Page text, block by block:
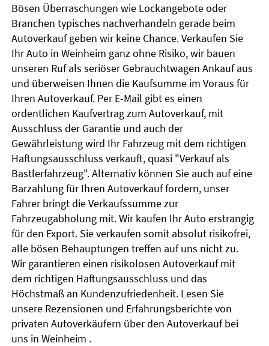
Bösen Überraschungen wie Lockangebote oder
Branchen typisches nachverhandeln gerade beim
Autoverkauf geben wir keine Chance. Verkaufen Sie
Ihr Auto in Weinheim ganz ohne Risiko, wir bauen
unseren Ruf als seriöser Gebrauchtwagen Ankauf aus
und überweisen Ihnen die Kaufsumme im Voraus für
Ihren Autoverkauf. Per E-Mail gibt es einen
ordentlichen Kaufvertrag zum Autoverkauf, mit
Ausschluss der Garantie und auch der
Gewährleistung wird Ihr Fahrzeug mit dem richtigen
Haftungsausschluss verkauft, quasi "Verkauf als
Bastlerfahrzeug". Alternativ können Sie auch auf eine
Barzahlung für Ihren Autoverkauf fordern, unser
Fahrer bringt die Verkaufssumme zur
Fahrzeugabholung mit. Wir kaufen Ihr Auto erstrangig
für den Export. Sie verkaufen somit absolut risikofrei,
alle bösen Behauptungen treffen auf uns nicht zu.
Wir garantieren einen risikolosen Autoverkauf mit
dem richtigen Haftungsausschluss und das
Höchstmaß an Kundenzufriedenheit. Lesen Sie
unsere Rezensionen und Erfahrungsberichte von
privaten Autoverkäufern über den Autoverkauf bei
uns in Weinheim .